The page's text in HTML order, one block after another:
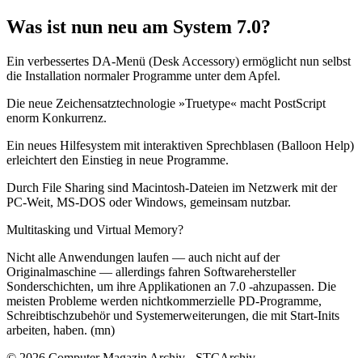
Was ist nun neu am System 7.0?
Ein verbessertes DA-Menü (Desk Accessory) ermöglicht nun selbst
die Installation normaler Programme unter dem Apfel.
Die neue Zeichensatztechnologie »Truetype« macht PostScript
enorm Konkurrenz.
Ein neues Hilfesystem mit interaktiven Sprechblasen (Balloon Help)
erleichtert den Einstieg in neue Programme.
Durch File Sharing sind Macintosh-Dateien im Netzwerk mit der
PC-Weit, MS-DOS oder Windows, gemeinsam nutzbar.
Multitasking und Virtual Memory?
Nicht alle Anwendungen laufen — auch nicht auf der
Originalmaschine — allerdings fahren Softwarehersteller
Sonderschichten, um ihre Applikationen an 7.0 -ahzupassen. Die
meisten Probleme werden nichtkommerzielle PD-Programme,
Schreibtischzubehör und Systemerweiterungen, die mit Start-Inits
arbeiten, haben. (mn)